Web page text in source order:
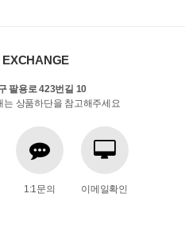
EXCHANGE
팔용로 423번길 10
는 상품하단을 참고해주세요
1:1문의 이메일확인